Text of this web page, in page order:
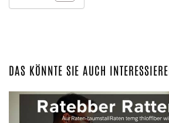
DAS KÖNNTE SIE AUCH